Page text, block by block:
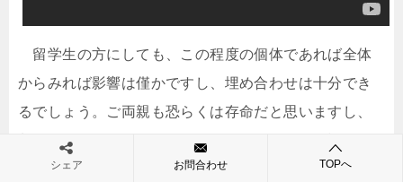
留学生の方にしても、この程度の個体であれば全体
からみれば影響は僅かですし、埋め合わせは十分でき
るでしょう。ご両親も恐らくは存命だと思いますし、
養子をもらうなり子供をまた作ればいいだけの話では
ないでしょうかね？
シェア お問合わせ TOPへ